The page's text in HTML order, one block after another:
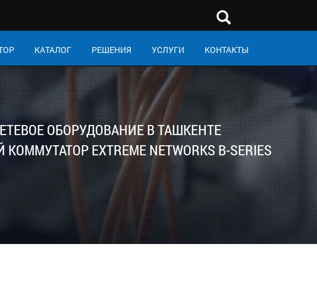
КАТАЛОГ РЕШЕНИЯ УСЛУГИ КОНТАКТЫ
ОБОРУДОВАНИЕ В ТАШКЕНТЕ
EXTREME NETWORKS B-SERIES